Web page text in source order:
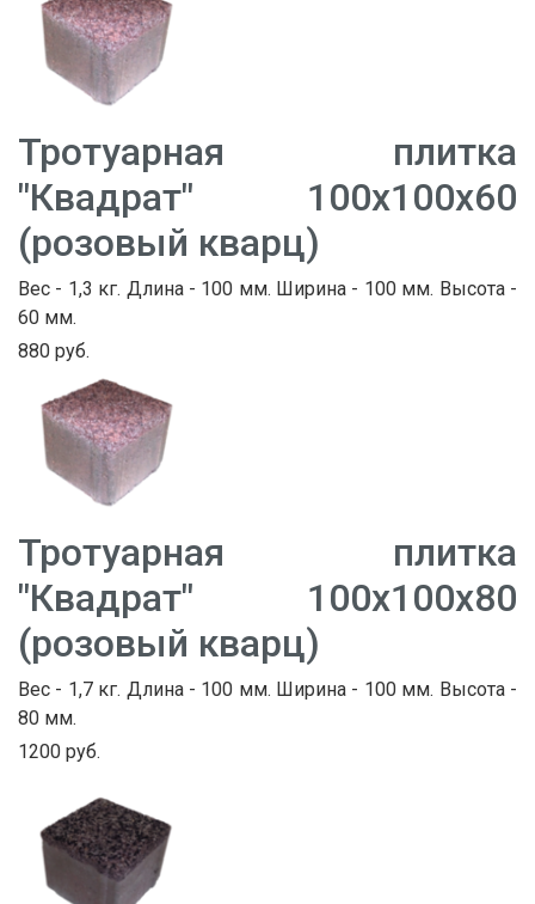
Тротуарная плитка
"Квадрат" 100х100х60
(розовый кварц)
Вес - 1,3 кг. Длина - 100 мм. Ширина - 100 мм. Высота -
60 мм.
880 руб.
Тротуарная плитка
"Квадрат" 100х100х80
(розовый кварц)
Вес - 1,7 кг. Длина - 100 мм. Ширина - 100 мм. Высота -
80 мм.
1200 руб.